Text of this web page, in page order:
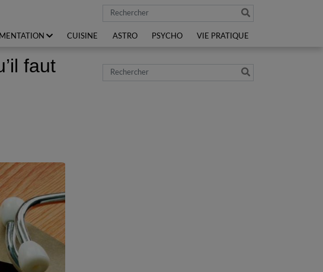
Rechercher
CUISINE ASTRO PSYCHO VIE PRATIQUE
faut
Rechercher